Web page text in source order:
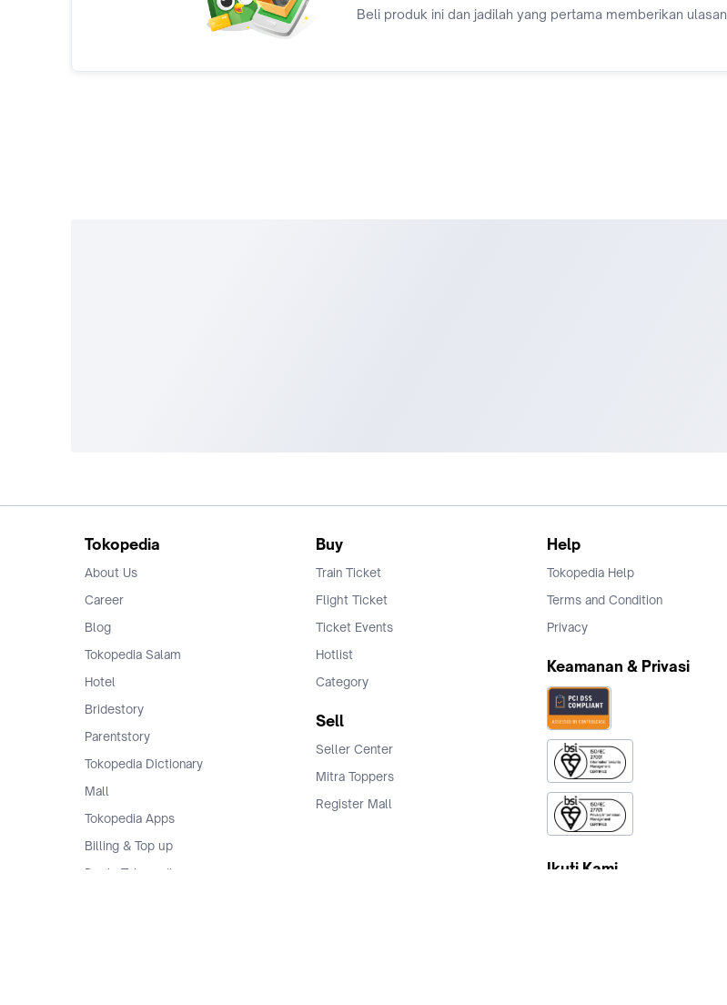
Beli produk ini dan jadilah yang pertama memberikan ulasan
Tokopedia
About Us
Career
Blog
Tokopedia Salam
Hotel
Bridestory
Parentstory
Tokopedia Dictionary
Mall
Tokopedia Apps
Billing & Top up
Deals Tokopedia
Buy
Train Ticket
Flight Ticket
Ticket Events
Hotlist
Category
Sell
Seller Center
Mitra Toppers
Register Mall
Help
Tokopedia Help
Terms and Condition
Privacy
Keamanan & Privasi
Ikuti Kami